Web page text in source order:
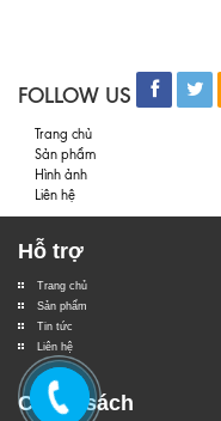
FOLLOW US
Trang chủ
Sản phẩm
Hình ảnh
Liên hệ
Hỗ trợ
Trang chủ
Sản phẩm
Tin tức
Liên hệ
Chính sách